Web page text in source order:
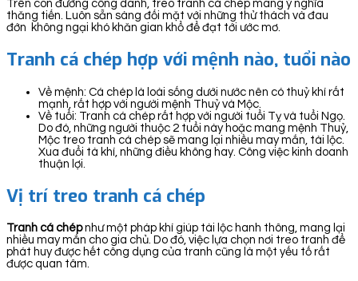
Trên con đường công danh, treo tranh cá chép mang ý nghĩa
thăng tiến. Luôn sẵn sàng đối mặt với những thử thách và đau
đớn không ngại khó khăn gian khổ để đạt tới ước mơ.
Tranh cá chép hợp với mệnh nào, tuổi nào
Về mệnh: Cá chép là loài sống dưới nước nên có thuỷ khí rất
mạnh, rất hợp với người mệnh Thuỷ và Mộc.
Về tuổi: Tranh cá chép rất hợp với người tuổi Tỵ và tuổi Ngọ.
Do đó, những người thuộc 2 tuổi này hoặc mang mệnh Thuỷ,
Mộc treo tranh cá chép sẽ mang lại nhiều may mắn, tài lộc.
Xua đuổi tà khí, những điều không hay. Công việc kinh doanh
thuận lợi.
Vị trí treo tranh cá chép
Tranh cá chépnhư một pháp khí giúp tài lộc hanh thông, mang lại
nhiều may mắn cho gia chủ. Do đó, việc lựa chọn nơi treo tranh để
phát huy được hết công dụng của tranh cũng là một yếu tố rất
được quan tâm.